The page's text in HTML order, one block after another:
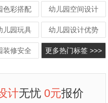
色彩搭配 幼儿园空间设计
儿园玩具 幼儿园设计优势
装修安全 更多热门标签 >>>
计无忧0元报价